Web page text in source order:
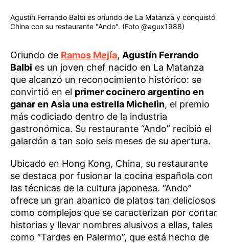
Agustín Ferrando Balbi es oriundo de La Matanza y conquistó
China con su restaurante "Ando". (Foto @agux1988)
Oriundo de Ramos Mejía, Agustín Ferrando
Balbi es un joven chef nacido en La Matanza
que alcanzó un reconocimiento histórico: se
convirtió en el primer cocinero argentino en
ganar en Asia una estrella Michelin, el premio
más codiciado dentro de la industria
gastronómica. Su restaurante “Ando” recibió el
galardón a tan solo seis meses de su apertura.
Ubicado en Hong Kong, China, su restaurante
se destaca por fusionar la cocina española con
las técnicas de la cultura japonesa. “Ando”
ofrece un gran abanico de platos tan deliciosos
como complejos que se caracterizan por contar
historias y llevar nombres alusivos a ellas, tales
como “Tardes en Palermo”, que está hecho de